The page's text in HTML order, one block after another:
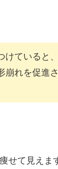
けていると
れを促進
せて見えま